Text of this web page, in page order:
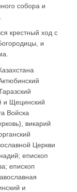
собора и
крестный ход с
и
и Щецинский
Войска
викарий
Церкви
епископ
епископ
и